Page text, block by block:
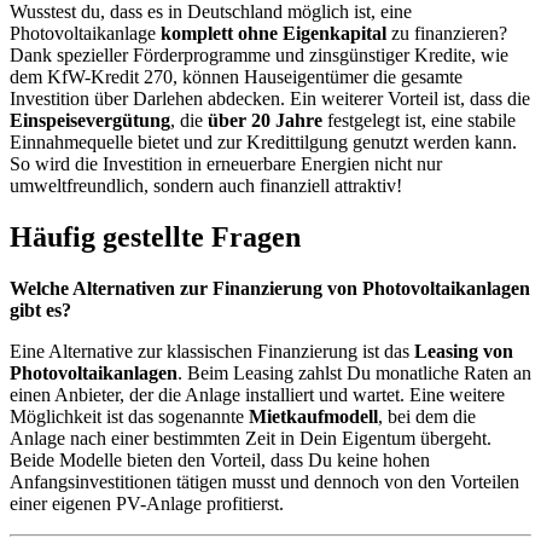
Wusstest du, dass es in Deutschland möglich ist, eine
Photovoltaikanlage komplett ohne Eigenkapital zu finanzieren?
Dank spezieller Förderprogramme und zinsgünstiger Kredite, wie
dem KfW-Kredit 270, können Hauseigentümer die gesamte
Investition über Darlehen abdecken. Ein weiterer Vorteil ist, dass die
Einspeisevergütung, die über 20 Jahre festgelegt ist, eine stabile
Einnahmequelle bietet und zur Kredittilgung genutzt werden kann.
So wird die Investition in erneuerbare Energien nicht nur
umweltfreundlich, sondern auch finanziell attraktiv!
Häufig gestellte Fragen
Welche Alternativen zur Finanzierung von Photovoltaikanlagen
gibt es?
Eine Alternative zur klassischen Finanzierung ist das Leasing von
Photovoltaikanlagen. Beim Leasing zahlst Du monatliche Raten an
einen Anbieter, der die Anlage installiert und wartet. Eine weitere
Möglichkeit ist das sogenannte Mietkaufmodell, bei dem die
Anlage nach einer bestimmten Zeit in Dein Eigentum übergeht.
Beide Modelle bieten den Vorteil, dass Du keine hohen
Anfangsinvestitionen tätigen musst und dennoch von den Vorteilen
einer eigenen PV-Anlage profitierst.